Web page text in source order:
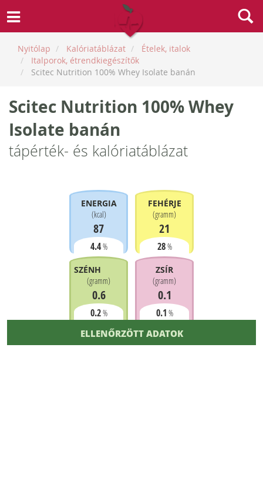
Nyitólap Kalóriatáblázat
Ételek, italok
Italporok, étrendkiegészítők
Scitec Nutrition 100% Whey Isolate banán
Scitec Nutrition 100% Whey
Isolate banán
tápérték- és kalóriatáblázat
ENERGIA
(kcal)
87
4.4%
FEHÉRJE
(gramm)
21
28%
SZÉNHIDRÁT
(gramm)
0.6
0.2%
ZSÍR
(gramm)
0.1
0.1 %
ELLENŐRZÖTT ADATOK